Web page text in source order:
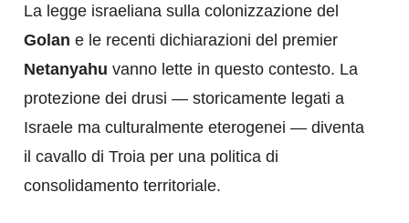
La legge israeliana sulla colonizzazione del
Golan e le recenti dichiarazioni del premier
Netanyahu vanno lette in questo contesto. La
protezione dei drusi — storicamente legati a
Israele ma culturalmente eterogenei — diventa
il cavallo di Troia per una politica di
consolidamento territoriale.